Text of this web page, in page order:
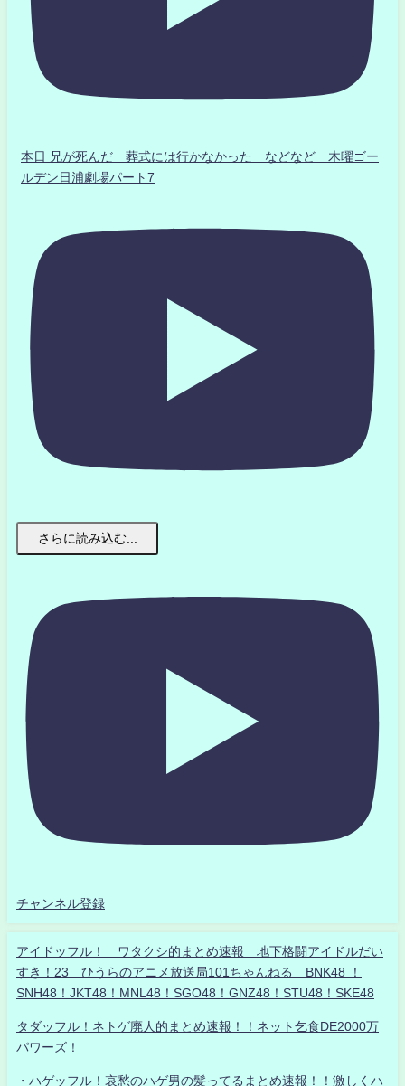
本日 兄が死んだ 葬式には行かなかった などなど 木曜ゴー
ルデン日浦劇場パート7
さらに読み込む...
チャンネル登録
アイドッフル！ ワタクシ的まとめ速報 地下格闘アイドルだい
すき！23 ひうらのアニメ放送局101ちゃんねる BNK48 ！
SNH48！JKT48！MNL48！SGO48！GNZ48！STU48！SKE48
タダッフル！ネトゲ廃人的まとめ速報！！ネット乞食DE2000万
パワーズ！
・ハゲッフル！哀愁のハゲ男の髪ってるまとめ速報！！激しくハ